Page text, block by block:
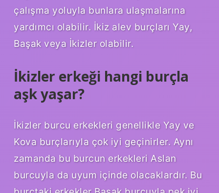
çalışma yoluyla bunlara ulaşmalarına
yardımcı olabilir. İkiz alev burçları Yay,
Başak veya İkizler olabilir.
İkizler erkeği hangi burçla
aşk yaşar?
İkizler burcu erkekleri genellikle Yay ve
Kova burçlarıyla çok iyi geçinirler. Aynı
zamanda bu burcun erkekleri Aslan
burcuyla da uyum içinde olacaklardır. Bu